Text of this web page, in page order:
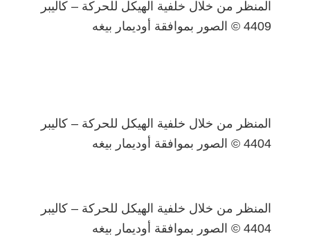
المنظر من خلال خلفية الهيكل للحركة – كاليبر
4409 © الصور بموافقة أوديمار بيغه
المنظر من خلال خلفية الهيكل للحركة – كاليبر
4404 © الصور بموافقة أوديمار بيغه
المنظر من خلال خلفية الهيكل للحركة – كاليبر
4404 © الصور بموافقة أوديمار بيغه